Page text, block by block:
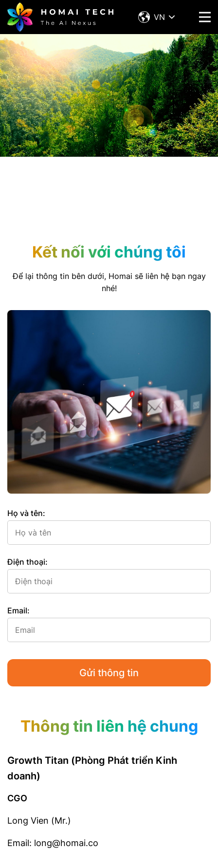
VN
Kết nối với chúng tôi
Để lại thông tin bên dưới, Homai sẽ liên hệ bạn ngay
nhé!
Họ và tên:
Điện thoại:
Email:
Gửi thông tin
Thông tin liên hệ chung
Growth Titan (Phòng Phát triển Kinh
doanh)
CGO
Long Vien (Mr.)
Email: long@homai.co